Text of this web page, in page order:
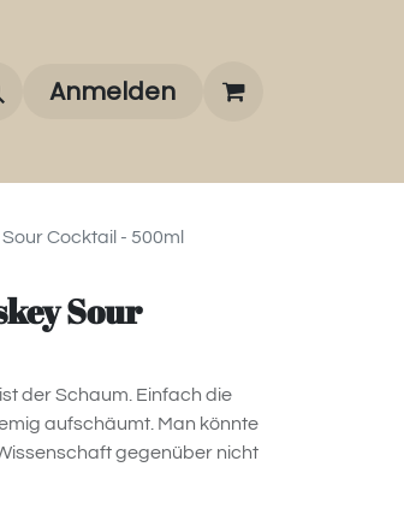
Marken FAQ
Anmelden
Cocktail - 500ml
Sour
der Schaum. Einfach die
aufschäumt. Man könnte
gegenüber nicht